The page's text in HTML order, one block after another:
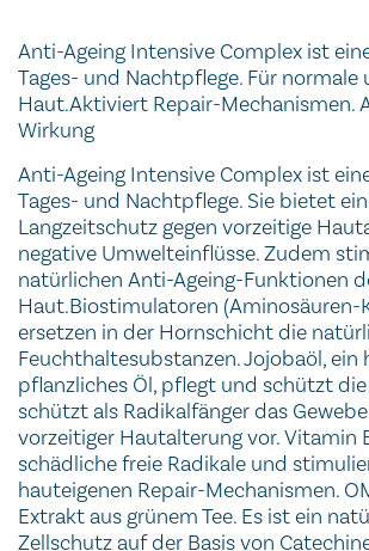
Anti-Ageing Intensive Complex ist
Tages- und Nachtpflege. Für normale
Haut.Aktiviert Repair-Mechanismen.
Wirkung
Anti-Ageing Intensive Complex ist
Tages- und Nachtpflege. Sie bietet
Langzeitschutz gegen vorzeitige
negative Umwelteinflüsse. Zudem
natürlichen Anti-Ageing-Funktionen
Haut.Biostimulatoren (Aminosäuren-
ersetzen in der Hornschicht die
Feuchthaltesubstanzen. Jojobaöl, ein
pflanzliches Öl, pflegt und schützt
schützt als Radikalfänger das
vorzeitiger Hautalterung vor. Vitamin
schädliche freie Radikale und
hauteigenen Repair-Mechanismen.
Extrakt aus grünem Tee. Es ist ein
Zellschutz auf der Basis von